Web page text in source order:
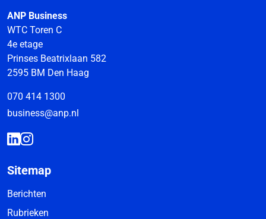
ANP Business
WTC Toren C
4e etage
Prinses Beatrixlaan 582
2595 BM Den Haag
070 414 1300
business@anp.nl
Sitemap
Berichten
Rubrieken